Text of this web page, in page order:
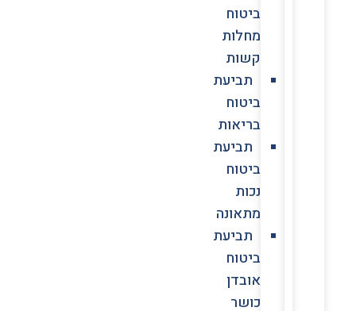
ביטוח
מחלות
קשות
תביעת
ביטוח
בריאות
תביעת
ביטוח
נכות
מתאונה
תביעת
ביטוח
אובדן
כושר